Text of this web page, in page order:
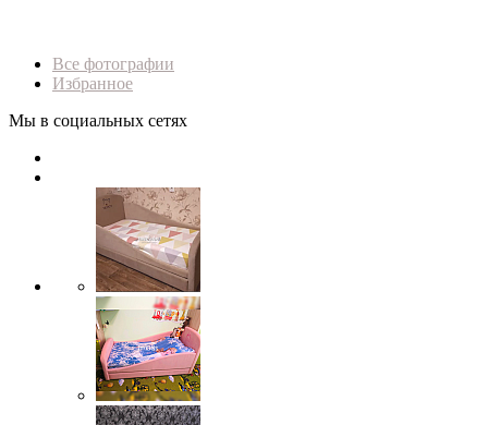
Все фотографии
Избранное
Мы в социальных сетях